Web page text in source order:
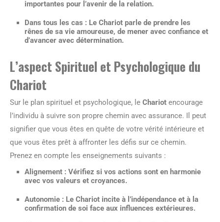
importantes pour l’avenir de la relation.
Dans tous les cas : Le Chariot parle de prendre les
rênes de sa vie amoureuse, de mener avec confiance et
d’avancer avec détermination.
L’aspect Spirituel et Psychologique du
Chariot
Sur le plan spirituel et psychologique, le Chariot encourage
l’individu à suivre son propre chemin avec assurance. Il peut
signifier que vous êtes en quête de votre vérité intérieure et
que vous êtes prêt à affronter les défis sur ce chemin.
Prenez en compte les enseignements suivants :
Alignement : Vérifiez si vos actions sont en harmonie
avec vos valeurs et croyances.
Autonomie : Le Chariot incite à l’indépendance et à la
confirmation de soi face aux influences extérieures.